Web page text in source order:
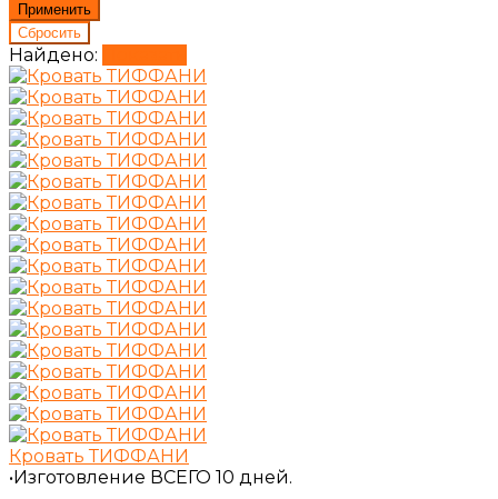
Найдено:
Кровать ТИФФАНИ
•Изготовление ВСЕГО 10 дней.